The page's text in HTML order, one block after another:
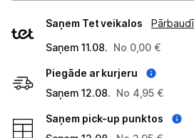
Tīkla iekārtas
Drukas iekārtas
Biroja piederumi
Telefoni, planšetdatori
veidi
Saņem Tet veikalos
Saņem 11.08. No 0,00 €
Piegāde ar kurjeru
Saņem 12.08. No 4,95 €
Saņem pick-up punktos